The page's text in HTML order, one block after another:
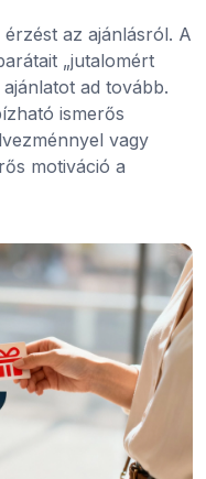
az ajánlásról. A
„jutalomért
ad tovább.
ismerős
vagy
motiváció a